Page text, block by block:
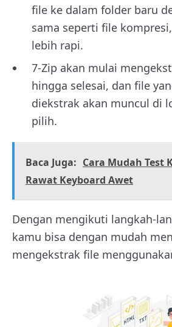
file ke dalam folder baru
sama seperti file
lebih rapi.
7-Zip akan mulai
hingga selesai, dan file
diekstrak akan muncul di
pilih.
Baca Juga: Cara Mudah Test
Rawat Keyboard Awet
Dengan mengikuti langkah-
kamu bisa dengan mudah
mengekstrak file